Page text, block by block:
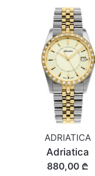
ADRIATICA
Adriatica
880,00 ₾